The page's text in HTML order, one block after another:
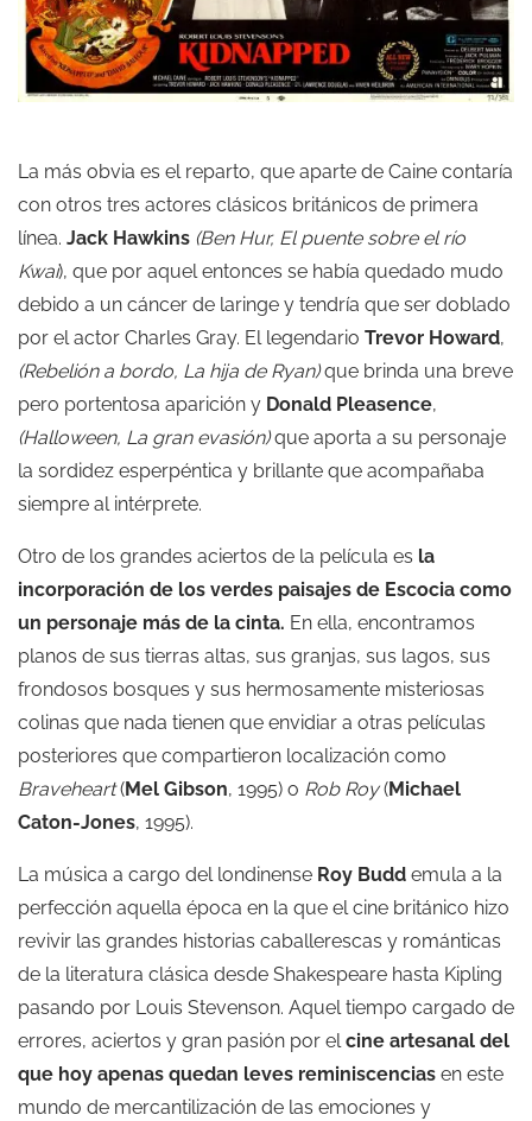
La más obvia es el reparto, que aparte de Caine contaría
con otros tres actores clásicos británicos de primera
línea. Jack Hawkins (Ben Hur, El puente sobre el río
Kwai), que por aquel entonces se había quedado mudo
debido a un cáncer de laringe y tendría que ser doblado
por el actor Charles Gray. El legendario Trevor Howard,
(Rebelión a bordo, La hija de Ryan)que brinda una breve
pero portentosa aparición y Donald Pleasence,
(Halloween, La gran evasión)que aporta a su personaje
la sordidez esperpéntica y brillante que acompañaba
siempre al intérprete.
Otro de los grandes aciertos de la película es la
incorporación de los verdes paisajes de Escocia como
un personaje más de la cinta. En ella, encontramos
planos de sus tierras altas, sus granjas, sus lagos, sus
frondosos bosques y sus hermosamente misteriosas
colinas que nada tienen que envidiar a otras películas
posteriores que compartieron localización como
Braveheart(Mel Gibson, 1995) o Rob Roy(Michael
Caton-Jones, 1995).
La música a cargo del londinense Roy Budd emula a la
perfección aquella época en la que el cine británico hizo
revivir las grandes historias caballerescas y románticas
de la literatura clásica desde Shakespeare hasta Kipling
pasando por Louis Stevenson. Aquel tiempo cargado de
errores, aciertos y gran pasión por elcine artesanal del
que hoy apenas quedan leves reminiscencias en este
mundo de mercantilización de las emociones y